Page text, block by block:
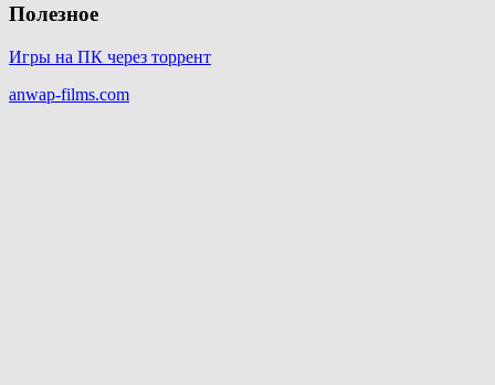
Полезное
Игры на ПК через торрент
anwap-films.com